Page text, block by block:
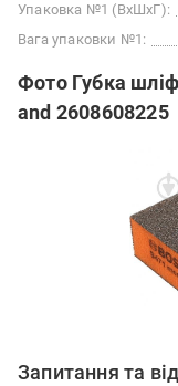
Упаковка №1 (ВхШхГ):
Вага упаковки №1:
Фото Губка
and 2608608225
Запитання та